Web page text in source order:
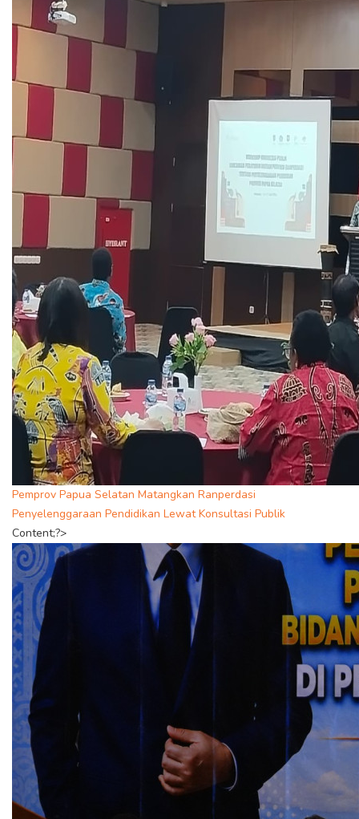
Pemprov Papua Selatan Matangkan Ranperdasi
Penyelenggaraan Pendidikan Lewat Konsultasi Publik
Content;?>